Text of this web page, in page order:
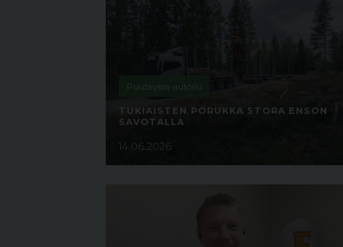
Puutavara-autoilu
TUKIAISTEN PORUKKA STORA ENSON
SAVOTALLA
14.06.2026